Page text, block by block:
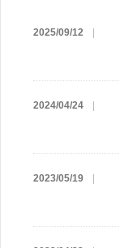
2025/09/12
2024/04/24
2023/05/19